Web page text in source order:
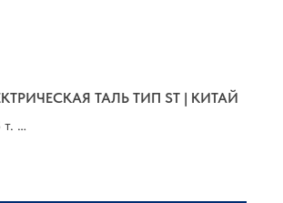
ТАЛЬ ТИП ST | КИТАЙ